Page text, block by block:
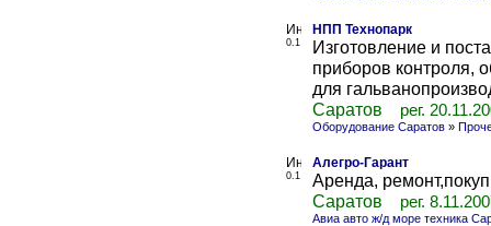
0.1
НПП Технопарк
Изготовление и
приборов контроля,
для
Саратов
рег.
Оборудование Саратов »
0.1
Алегро-Гарант
Аренда,
Саратов
рег.
Авиа авто ж/д море техника